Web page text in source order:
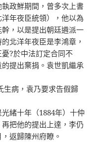
政鮮期間，曾多次上書
年夜臣統領），他以為
，以是提出朝廷遴派一
北洋年夜臣是李鴻章，
?於中法訂定合同不
提出棄捐。袁世凱繼承
病，袁乃要求告假歸
緒十年（1884年）十仲
把他的提出上達，李仍
返歸陳州府瞭。